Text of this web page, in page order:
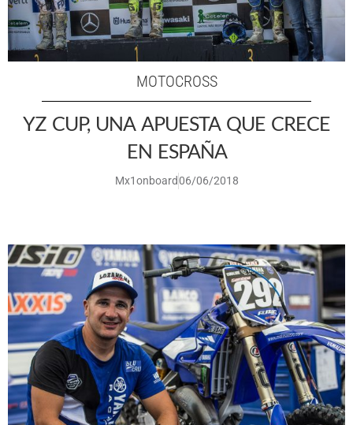
MOTOCROSS
YZ CUP, UNA APUESTA QUE CRECE
EN ESPAÑA
Mx1onboard06/06/2018